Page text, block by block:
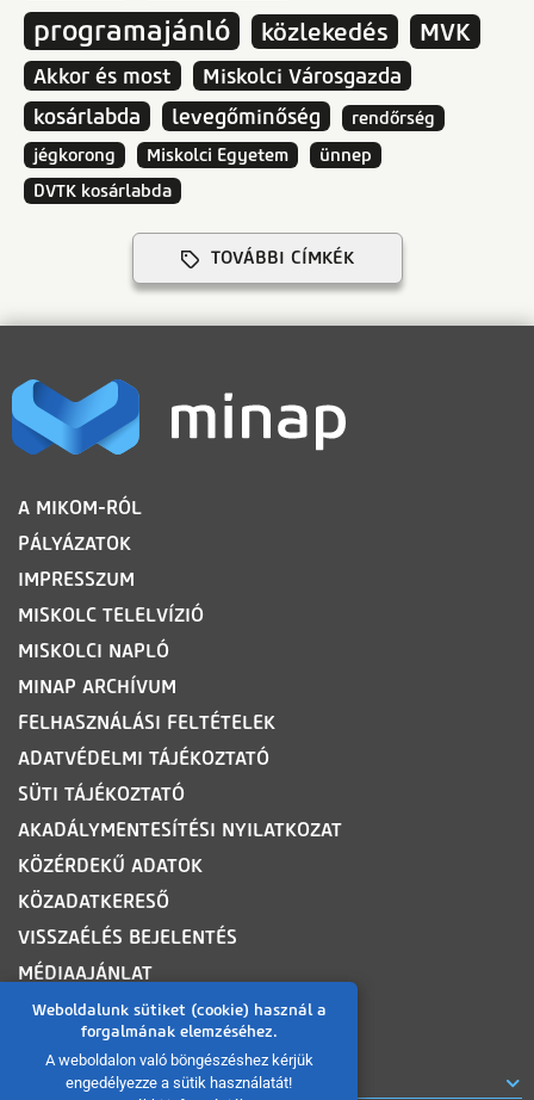
Weboldalunk sütiket (cookie) használ a
forgalmának elemzéséhez.
A weboldalon való böngészéshez kérjük
engedélyezze a sütik használatát!
programajánló
közlekedés MVK
Akkor és most
Miskolci Városgazda
kosárlabda
levegőminőség
rendőrség
jégkorong
Miskolci Egyetem
ünnep
DVTK kosárlabda
TOVÁBBI CÍMKÉK
LÁBLÉC
A MIKOM-RÓL
PÁLYÁZATOK
IMPRESSZUM
MISKOLC TELELVÍZIÓ
MISKOLCI NAPLÓ
MINAP ARCHÍVUM
FELHASZNÁLÁSI FELTÉTELEK
ADATVÉDELMI TÁJÉKOZTATÓ
SÜTI TÁJÉKOZTATÓ
AKADÁLYMENTESÍTÉSI NYILATKOZAT
KÖZÉRDEKŰ ADATOK
KÖZADATKERESŐ
VISSZAÉLÉS BEJELENTÉS
MÉDIAAJÁNLAT
OLDALTÉRKÉP
ROVATOK